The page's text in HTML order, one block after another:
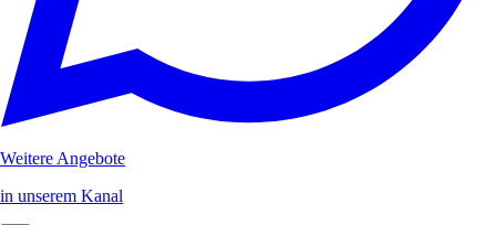
Weitere Angebote
in unserem Kanal